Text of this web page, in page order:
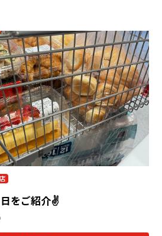
アフターサポート
会社情報
カタ
をご紹介✌️